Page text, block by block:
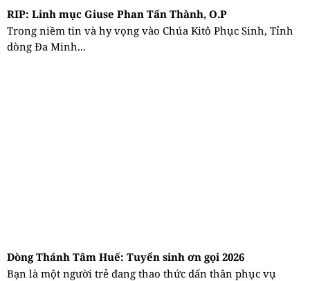
RIP: Linh mục Giuse Phan Tấn Thành, O.P
Trong niềm tin và hy vọng vào Chúa Kitô Phục Sinh, Tỉnh
dòng Đa Minh...
Dòng Thánh Tâm Huế: Tuyển sinh ơn gọi 2026
Bạn là một người trẻ đang thao thức dấn thân phục vụ